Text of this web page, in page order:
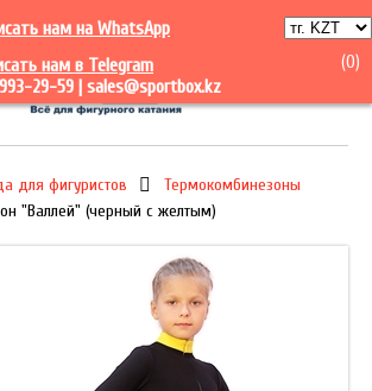
нам на WhatsApp
нам в Telegram
29-59 | sales@sportbox.kz
(0)
для фигуристов
Термокомбинезоны
"Валлей" (черный с желтым)